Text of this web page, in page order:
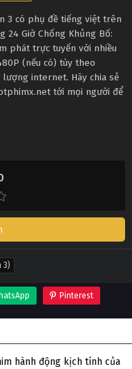
3 có phụ đề tiếng việt trên
24 Giờ Chống Khủng Bố:
phát trực tuyến với nhiều
(nếu có) tùy theo
internet. Hãy chia sẻ
tới mọi người để
3)
Pinterest
hành động kịch tính của